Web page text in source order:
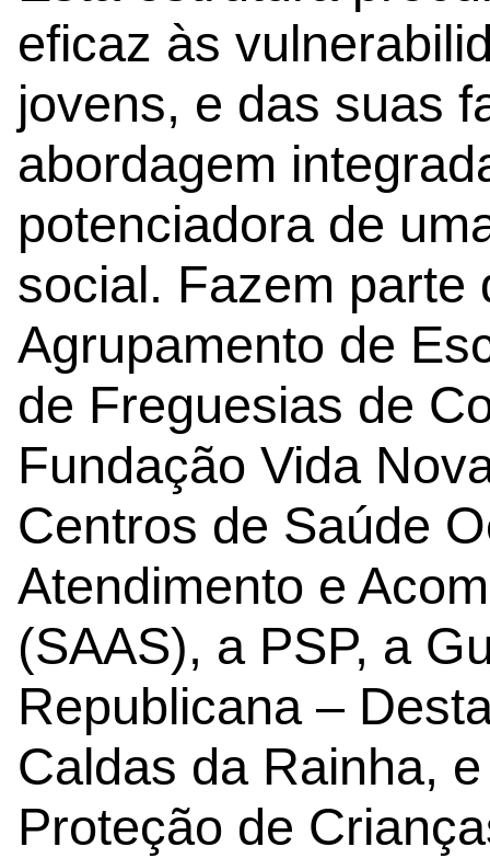
eficaz às
jovens, e das suas
abordagem
potenciadora de
social. Fazem parte
Agrupamento de
de Freguesias de
Fundação Vida
Centros de Saúde
Atendimento e
(SAAS), a PSP, a
Republicana –
Caldas da Rainha,
Proteção de